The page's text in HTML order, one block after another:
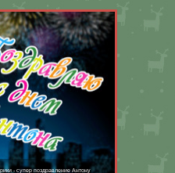
- супер поздравление Антону